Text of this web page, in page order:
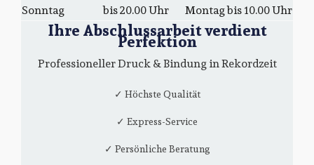
Sonntag
bis 20.00 Uhr Montag bis 10.00 Uhr
Ihre Abschlussarbeit verdient
Perfektion
Professioneller Druck & Bindung in Rekordzeit
✓ Höchste Qualität
✓ Express-Service
✓ Persönliche Beratung